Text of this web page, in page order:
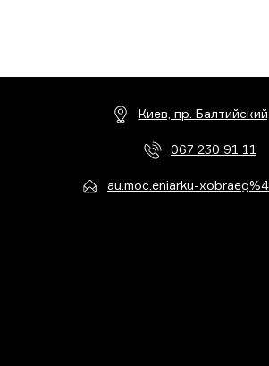
Киев, пр.
067 230 91 11
au.moc.eniarku-